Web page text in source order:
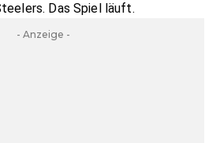
Das Spiel läuft.
- Anzeige -